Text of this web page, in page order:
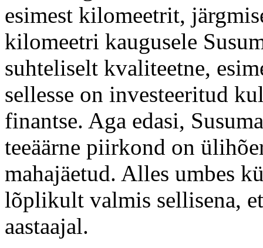
esimest kilomeetrit,
kilomeetri kaugusele
suhteliselt kvaliteetne,
sellesse on investeeritud
finantse. Aga edasi,
teeäärne piirkond on
mahajäetud. Alles umbes
lõplikult valmis sellisena,
aastaajal.